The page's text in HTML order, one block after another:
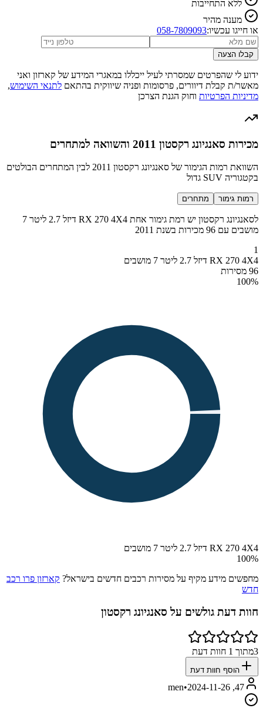
ללא התחייבות
מענה מהיר
או חייגו עכשיו:058-7809093
קבלו הצעה
ידוע לי שהפרטים שמסרתי לעיל ייכללו במאגרי המידע של קארזון ואני
מאשר/ת קבלת דיוורים, פרסומות ופניה שיווקית בהתאם לתנאי השימוש,
מדיניות הפרטיות וחוק הגנת הצרכן
מכירות סאנגיונג רקסטון 2011 והשוואה למתחרים
השוואת רמות הגימור של סאנגיונג רקסטון 2011 לבין המתחרים הבולטים
בקטגוריה SUV גדול
רמות גימור מתחרים
לסאנגיונג רקסטון יש רמת גימור אחת RX 270 4X4 דיזל 2.7 ליטר 7
מושבים עם 96 מכירות בשנת 2011
1
RX 270 4X4 דיזל 2.7 ליטר 7 מושבים
96 מסירות
100%
RX 270 4X4 דיזל 2.7 ליטר 7 מושבים
100%
מחפשים מידע מקיף על מסירות רכבים חדשים בישראל? קארזון פרו רכב
חדש
חוות דעת גולשים על סאנגיונג רקסטון
3מתוך 1 חוות דעת
הוסף חוות דעת
47, men
•2024-11-26